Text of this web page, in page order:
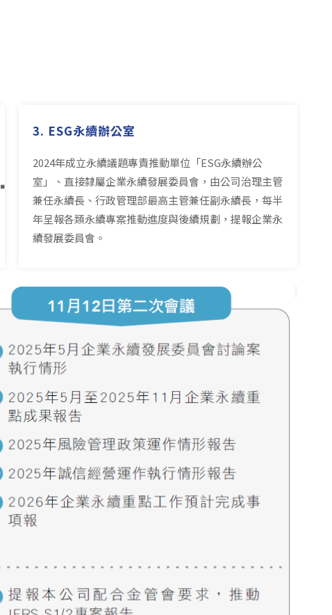
3. ESG永續辦公室
2024年成立永續議題專責推動單位「ESG永續辦公
室」、直接隸屬企業永續發展委員會，由公司治理主管
兼任永續長、行政管理部最高主管兼任副永續長，每半
年呈報各類永續專案推動進度與後續規劃，提報企業永
續發展委員會。